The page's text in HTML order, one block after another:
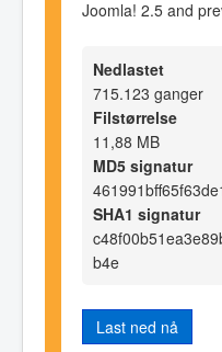
Joomla! 2.5 and
Nedlastet
715.123 ganger
Filstørrelse
11,88 MB
MD5 signatur
SHA1 signatur
b4e
Last ned nå